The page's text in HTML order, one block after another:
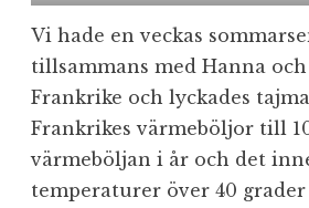
Vi hade en veckas
tillsammans med Hanna
Frankrike och lyckades
Frankrikes värmeböljor till
värmeböljan i år och det
temperaturer över 40 grader